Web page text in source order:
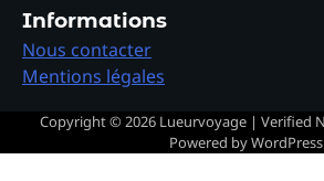
Informations
Nous contacter
Mentions légales
Copyright © 2026 Lueurvoyage| Verified
Powered byWordPress